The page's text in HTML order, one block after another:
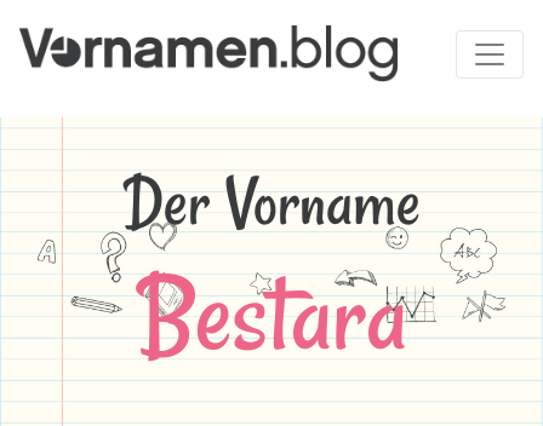
Der Vorname
Bestara